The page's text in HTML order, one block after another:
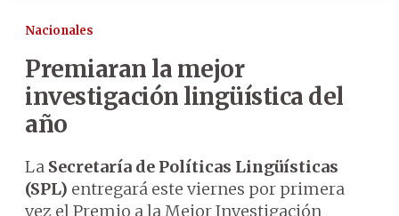
Nacionales
Premiaran la mejor
investigación lingüística del
año
La Secretaría de Políticas Lingüísticas
(SPL) entregará este viernes por primera
vez el Premio a la Mejor Investigación